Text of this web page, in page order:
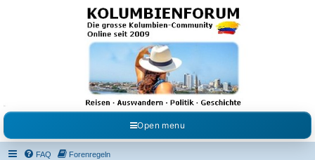
Kolumbienforum - Das
grosse Forum der
Freunde Kolumbiens
Reisen, Auswandern, Kultur, Politik, Geschichte und Visum in Kolumbien und Venezuela.
Austausch, Erfahrungen und Gemeinschaft im Kolumbienforum
Open menu
FAQ Forenregeln